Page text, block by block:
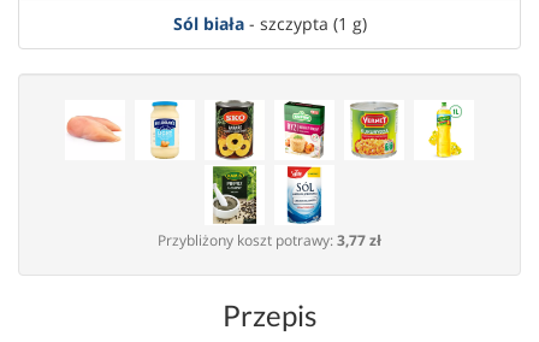
Sól biała- szczypta (1 g)
Przybliżony koszt potrawy:3,77 zł
Przepis